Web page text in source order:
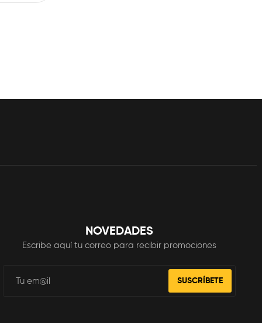
NOVEDADES
Escribe aquí tu correo para recibir promociones
SUSCRÍBETE